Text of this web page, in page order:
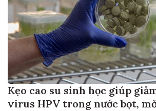
Kẹo cao su sinh học giúp
virus HPV trong nước bọt,